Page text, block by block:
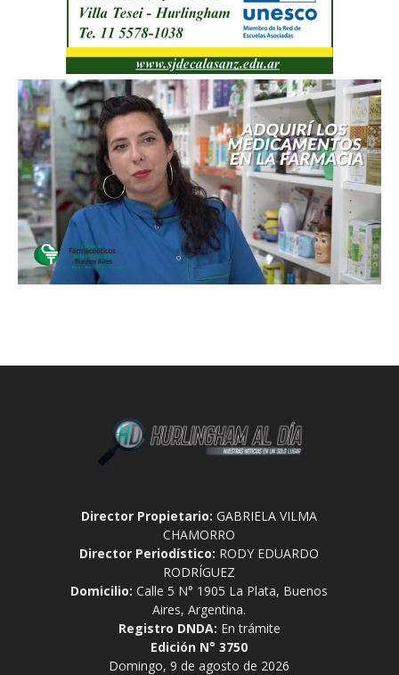
Director Propietario: GABRIELA VILMA
CHAMORRO
Director Periodístico: RODY EDUARDO
RODRÍGUEZ
Domicilio: Calle 5 N° 1905 La Plata, Buenos
Aires, Argentina.
Registro DNDA: En trámite
Edición N° 3750
Domingo, 9 de agosto de 2026